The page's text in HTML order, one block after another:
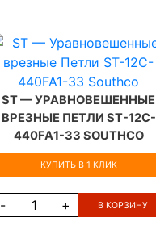
ST — УРАВНОВЕШЕННЫЕ
ВРЕЗНЫЕ ПЕТЛИ ST-12C-
440FA1-33 SOUTHCO
КУПИТЬ В 1 КЛИК
- + В КОРЗИНУ